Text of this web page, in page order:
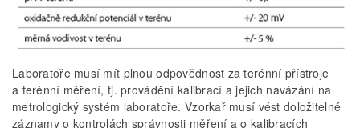
Laboratoře musí mít plnou odpovědnost za terénní přístroje
a terénní měření, tj. provádění kalibrací a jejich navázání na
metrologický systém laboratoře. Vzorkař musí vést doložitelné
záznamy o kontrolách správnosti měření a o kalibracích